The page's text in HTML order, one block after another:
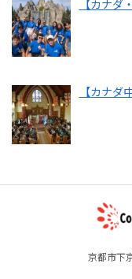
【カナダ
【カナ